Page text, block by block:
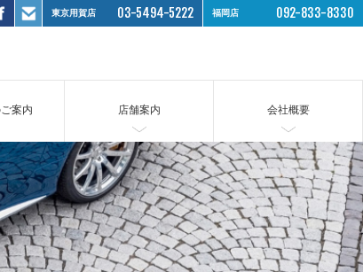
東京用賀店 03-5494-5222 福岡店 092-833-8330
案内 店舗案内 会社概要